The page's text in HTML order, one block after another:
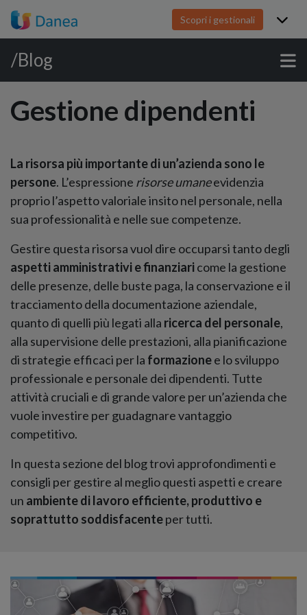
Scopri i gestionali
/Blog
Gestione dipendenti
La risorsa più importante di un’azienda sono le
persone. L’espressione risorse umaneevidenzia
proprio l’aspetto valoriale insito nel personale, nella
sua professionalità e nelle sue competenze.
Gestire questa risorsa vuol dire occuparsi tanto degli
aspetti amministrativi e finanziaricome la gestione
delle presenze, delle buste paga, la conservazione e il
tracciamento della documentazione aziendale,
quanto di quelli più legati alla ricerca del personale,
alla supervisione delle prestazioni, alla pianificazione
di strategie efficaci per la formazionee lo sviluppo
professionale e personale dei dipendenti. Tutte
attività cruciali e di grande valore per un’azienda che
vuole investire per guadagnare vantaggio
competitivo.
In questa sezione del blog trovi approfondimenti e
consigli per gestire al meglio questi aspetti e creare
un ambiente di lavoro efficiente, produttivo e
soprattutto soddisfacenteper tutti.